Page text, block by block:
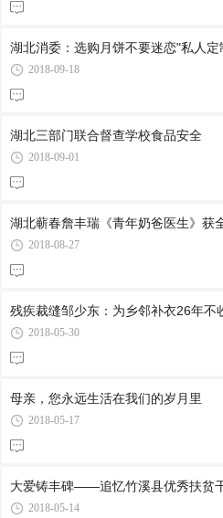
湖北消委：选购月饼不要迷恋"私人定
2018-09-18
湖北三部门联合督查学校食品安全
2018-09-01
湖北蕲春詹丰瑞《青年奶爸医生》获
2018-08-27
残疾裁缝邹少东：为乡邻补衣26年不
2018-05-30
母亲，您永远生活在我们的岁月里
2018-05-17
大爱铸丰碑——追忆竹溪县优秀扶贫
2018-05-14